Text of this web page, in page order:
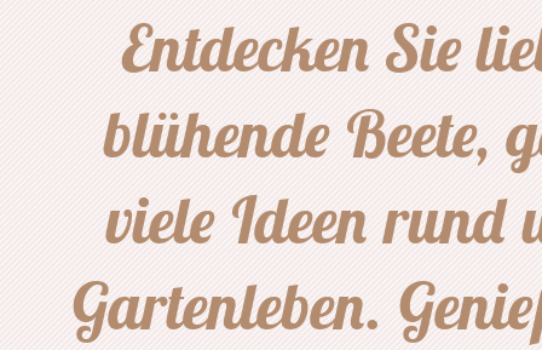
Entdecken Sie
blühende Beete,
viele Ideen rund
Gartenleben.